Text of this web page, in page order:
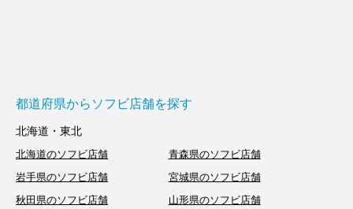
都道府県からソフビ店舗を探す
北海道・東北
北海道のソフビ店舗
青森県のソフビ店舗
岩手県のソフビ店舗
宮城県のソフビ店舗
秋田県のソフビ店舗
山形県のソフビ店舗